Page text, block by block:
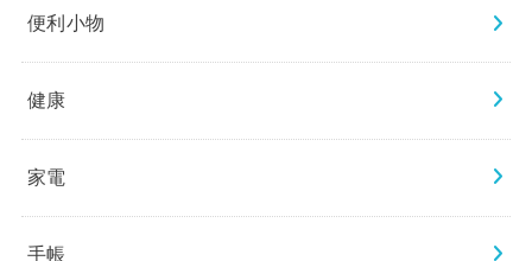
便利小物
健康
家電
手帳